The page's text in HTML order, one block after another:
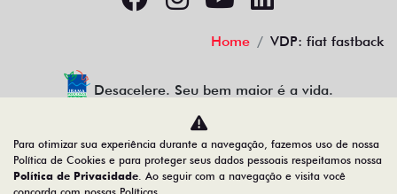
Home VDP: fiat fastback
Desacelere. Seu bem maior é a vida.
AUTOFOZ VEICULOS LTDA
Para otimizar sua experiência durante a navegação, fazemos uso de nossa
Política de Cookies e para proteger seus dados pessoais respeitamos nossa
Política de Privacidade. Ao seguir com a navegação e visita você